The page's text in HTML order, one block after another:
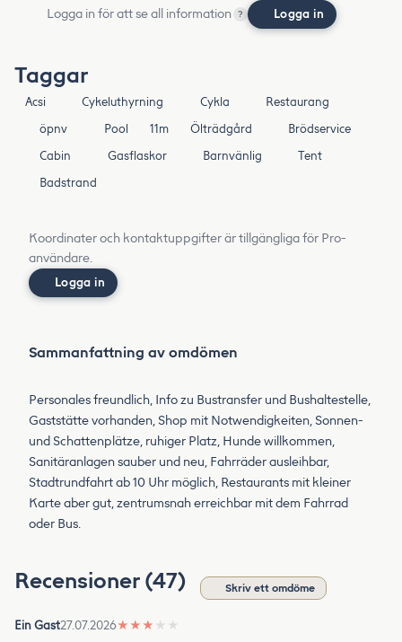
Logga in för att se all information ? Logga in
Taggar
Acsi Cykeluthyrning Cykla
Restaurang
öpnv
Pool 11m Ölträdgård
Brödservice
Cabin
Gasflaskor Barnvänlig
Tent
Badstrand
Koordinater och kontaktuppgifter är tillgängliga för Pro-
användare.
Logga in
Sammanfattning av omdömen
Personales freundlich, Info zu Bustransfer und Bushaltestelle,
Gaststätte vorhanden, Shop mit Notwendigkeiten, Sonnen-
und Schattenplätze, ruhiger Platz, Hunde willkommen,
Sanitäranlagen sauber und neu, Fahrräder ausleihbar,
Stadtrundfahrt ab 10 Uhr möglich, Restaurants mit kleiner
Karte aber gut, zentrumsnah erreichbar mit dem Fahrrad
oder Bus.
Recensioner (47) Skriv ett omdöme
Ein Gast27.07.2026★ ★ ★ ★ ★